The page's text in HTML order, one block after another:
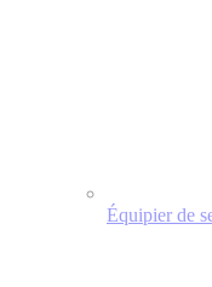
Équipier de